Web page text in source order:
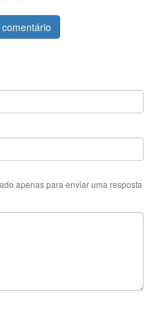
apenas para enviar uma resposta